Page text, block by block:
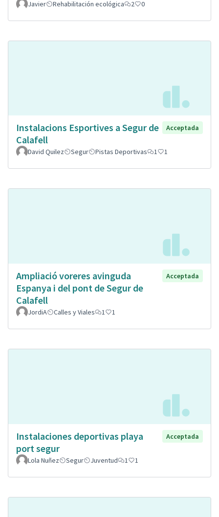
Javier Rehabilitación ecológica 2 0
Instalacions Esportives a Segur de
Calafell
Acceptada
David Quilez Segur Pistas Deportivas 1 1
Ampliació voreres avinguda
Espanya i del pont de Segur de
Calafell
Acceptada
JordiA Calles y Viales 1 1
Instalaciones deportivas playa
port segur
Acceptada
Lola Nuñez Segur Juventud 1 1